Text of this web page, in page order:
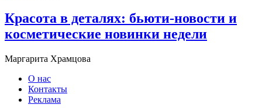
Красота в деталях: бьюти-новости и
косметические новинки недели
Маргарита Храмцова
О нас
Контакты
Реклама